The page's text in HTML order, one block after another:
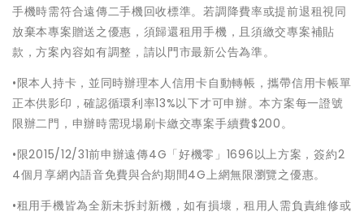
手機時需符合遠傳二手機回收標準。若調降費率或提前退租視同
放棄本專案贈送之優惠，須歸還租用手機，且須繳交專案補貼
款，方案內容如有調整，請以門市最新公告為準。
•限本人持卡，並同時辦理本人信用卡自動轉帳，攜帶信用卡帳單
正本供影印，確認循環利率13%以下才可申辦。本方案每一證號
限辦二門，申辦時需現場刷卡繳交專案手續費$200。
•限2015/12/31前申辦遠傳4G「好機零」1696以上方案，簽約2
4個月享網內語音免費與合約期間4G上網無限瀏覽之優惠。
•租用手機皆為全新未拆封新機，如有損壞，租用人需負責維修或